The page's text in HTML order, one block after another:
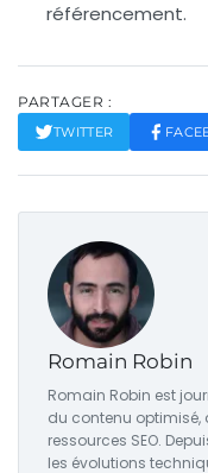
référencement.
PARTAGER :
TWITTER
Romain Robin
Romain Robin est
du contenu
ressources SEO.
les évolutions